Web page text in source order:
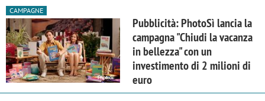
CAMPAGNE
Pubblicità: PhotoSì lancia la
campagna "Chiudi la vacanza
in bellezza" con un
investimento di 2 milioni di
euro